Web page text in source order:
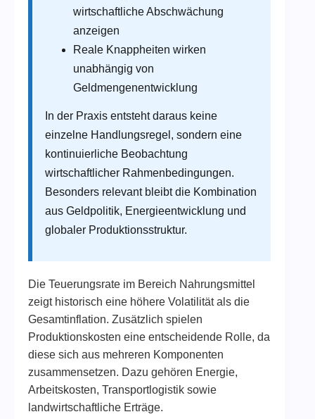
wirtschaftliche Abschwächung
anzeigen
Reale Knappheiten wirken
unabhängig von
Geldmengenentwicklung
In der Praxis entsteht daraus keine
einzelne Handlungsregel, sondern eine
kontinuierliche Beobachtung
wirtschaftlicher Rahmenbedingungen.
Besonders relevant bleibt die Kombination
aus Geldpolitik, Energieentwicklung und
globaler Produktionsstruktur.
Die Teuerungsrate im Bereich Nahrungsmittel
zeigt historisch eine höhere Volatilität als die
Gesamtinflation. Zusätzlich spielen
Produktionskosten eine entscheidende Rolle, da
diese sich aus mehreren Komponenten
zusammensetzen. Dazu gehören Energie,
Arbeitskosten, Transportlogistik sowie
landwirtschaftliche Erträge.